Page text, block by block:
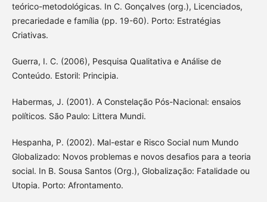
teórico-metodológicas. In C. Gonçalves (org.), Licenciados,
precariedade e família (pp. 19-60). Porto: Estratégias
Criativas.
Guerra, I. C. (2006), Pesquisa Qualitativa e Análise de
Conteúdo. Estoril: Principia.
Habermas, J. (2001). A Constelação Pós-Nacional: ensaios
políticos. São Paulo: Littera Mundi.
Hespanha, P. (2002). Mal-estar e Risco Social num Mundo
Globalizado: Novos problemas e novos desafios para a teoria
social. In B. Sousa Santos (Org.), Globalização: Fatalidade ou
Utopia. Porto: Afrontamento.